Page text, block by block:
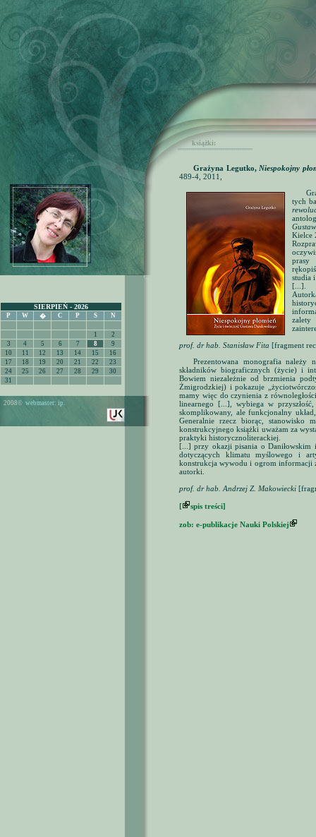
książki:
'''''''''''''''''''''''''''''''''''''''''''''''''''''
Grażyna Legutko, Niespokojny
489-4, 2011,
tych
Kielce
prasy
studia
[...].
prof. dr hab. Stanisław Fita [fragment
Prezentowana monografia
składników biograficznych (życie) i
Bowiem niezależnie od brzmienia
Żmigrodzkiej) i pokazuje
mamy więc do czynienia z
linearnego [...], wybiega w
skomplikowany, ale funkcjonalny
Generalnie rzecz biorąc, stanowisko
konstrukcyjnego książki uważam za
praktyki historycznoliterackiej.
[...] przy okazji pisania o Daniłowskim
dotyczących klimatu myślowego i
konstrukcja wywodu i ogrom informacji
autorki.
prof. dr hab. Andrzej Z. Makowiecki
[ spis treści]
zob: e-publikacje Nauki Polskiej
2008© webmaster: ip.
SIERPIEŃ - 2026
P W � C P S N
1
2
3
4 5 6 7 8
9
10
11 12 13 14 15
16
17
18 19 20 21 22
23
24
25 26 27 28 29
30
31